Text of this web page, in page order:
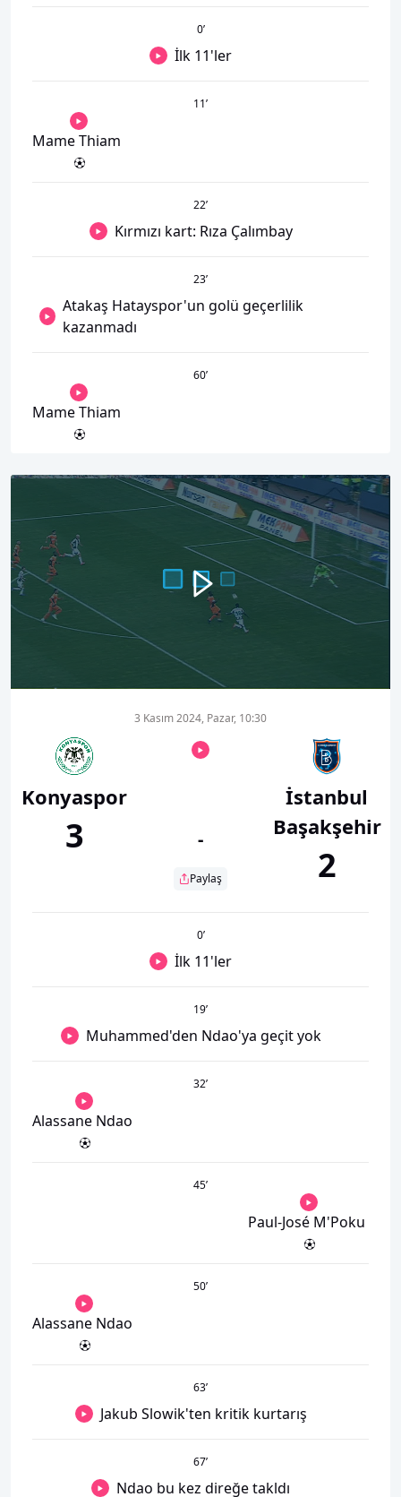
0’
İlk 11'ler
11’
Mame Thiam
22’
Kırmızı kart: Rıza Çalımbay
23’
Atakaş Hatayspor'un golü geçerlilik
kazanmadı
60’
Mame Thiam
Konyaspor
3
3 Kasım 2024, Pazar, 10:30
-
Paylaş
İstanbul
Başakşehir
2
0’
İlk 11'ler
19’
Muhammed'den Ndao'ya geçit yok
32’
Alassane Ndao
45’
Paul-José M'Poku
50’
Alassane Ndao
63’
Jakub Slowik'ten kritik kurtarış
67’
Ndao bu kez direğe takldı